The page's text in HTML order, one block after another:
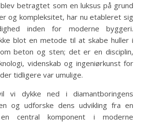
betragtet som en luksus på grund
og kompleksitet, har nu etableret sig
inden for moderne byggeri.
blot en metode til at skabe huller i
beton og sten; det er en disciplin,
videnskab og ingeniørkunst for
tidligere var umulige.
vi dykke ned i diamantboringens
og udforske dens udvikling fra en
central komponent i moderne